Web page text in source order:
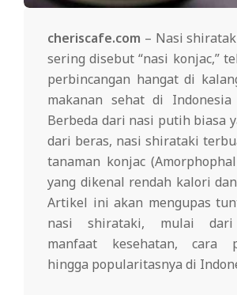
cheriscafe.com – Nasi
sering disebut “nasi konjac,”
perbincangan hangat di
makanan sehat di
Berbeda dari nasi putih biasa
dari beras, nasi shirataki
tanaman konjac
yang dikenal rendah kalori
Artikel ini akan mengupas
nasi shirataki, mulai dari
manfaat kesehatan, cara
hingga popularitasnya di